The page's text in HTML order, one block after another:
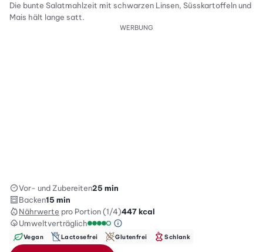
Die bunte Salatmahlzeit mit schwarzen Linsen, Süsskartoffeln und
Mais hält lange satt.
WERBUNG
Vor- und Zubereiten25 min
Backen15 min
Nährwerte pro Portion (1/4)447kcal
Umweltverträglich
Umweltverträglichkeitsskala: 4 von 5
Green Betty Skala Info
Vegan Lactosefrei Glutenfrei Schlank